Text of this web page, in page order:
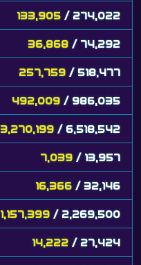
133,905 / 274,022
36,868 / 74,292
257,759 / 518,477
492,009 / 986,035
3,270,199 / 6,518,542
7,039 / 13,957
16,366 / 32,146
1,157,399 / 2,269,500
14,222 / 27,424